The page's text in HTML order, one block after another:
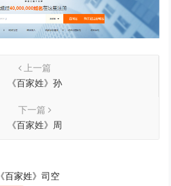
上一篇
《百家姓》孙
下一篇
《百家姓》周
《百家姓》司空